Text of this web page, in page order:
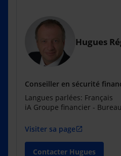
Hugues
Conseiller en sécurité
Langues parlées: Français
iA Groupe financier -
Visiter sa page open_in_new
Contacter Hugues